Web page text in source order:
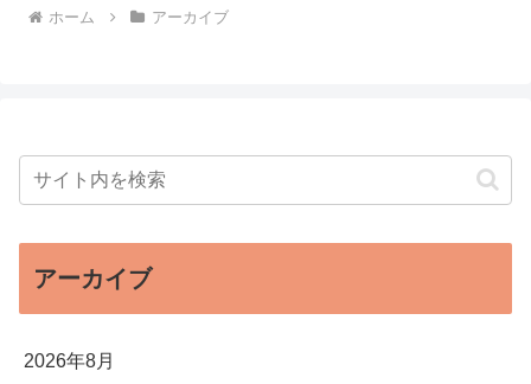
ホーム アーカイブ
アーカイブ
2026年8月